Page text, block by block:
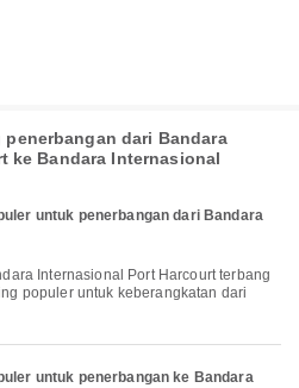
dari Bandara
ke Bandara Internasional
untuk penerbangan dari Bandara
populer untuk keberangkatan dari
untuk penerbangan ke Bandara